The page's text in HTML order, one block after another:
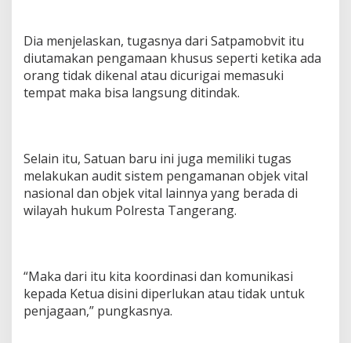
R
D
Dia menjelaskan, tugasnya dari Satpamobvit itu
diutamakan pengamaan khusus seperti ketika ada
orang tidak dikenal atau dicurigai memasuki
tempat maka bisa langsung ditindak.
Selain itu, Satuan baru ini juga memiliki tugas
melakukan audit sistem pengamanan objek vital
nasional dan objek vital lainnya yang berada di
wilayah hukum Polresta Tangerang.
“Maka dari itu kita koordinasi dan komunikasi
kepada Ketua disini diperlukan atau tidak untuk
penjagaan,” pungkasnya.